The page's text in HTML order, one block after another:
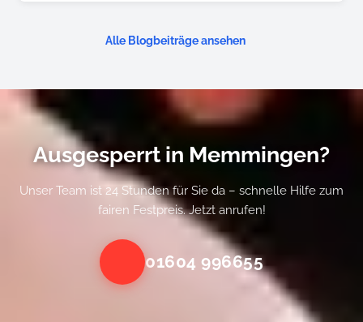
Alle Blogbeiträge ansehen
Ausgesperrt in Memmingen?
Unser Team ist 24 Stunden für Sie da – schnelle Hilfe zum
fairen Festpreis. Jetzt anrufen!
01604 996655